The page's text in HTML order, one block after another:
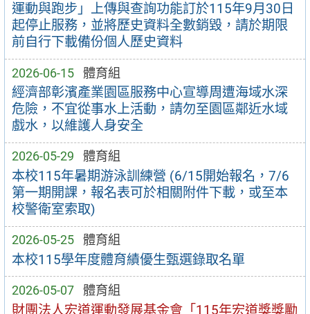
運動與跑步」上傳與查詢功能訂於115年9月30日
起停止服務，並將歷史資料全數銷毀，請於期限
前自行下載備份個人歷史資料
2026-06-15 體育組
經濟部彰濱產業園區服務中心宣導周遭海域水深
危險，不宜從事水上活動，請勿至園區鄰近水域
戲水，以維護人身安全
2026-05-29 體育組
本校115年暑期游泳訓練營 (6/15開始報名，7/6
第一期開課，報名表可於相關附件下載，或至本
校警衛室索取)
2026-05-25 體育組
本校115學年度體育績優生甄選錄取名單
2026-05-07 體育組
財團法人宏道運動發展基金會「115年宏道獎獎勵